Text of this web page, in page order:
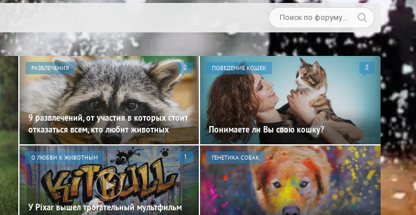
РАЗВЛЕЧЕНИЯ 2
9 развлечений, от участия в которых стоит
отказаться всем, кто любит животных
ПОВЕДЕНИЕ КОШЕК 2
Понимаете ли Вы свою кошку?
О ЛЮБВИ К ЖИВОТНЫМ 1
У Pixar вышел трогательный мультфильм
ГЕНЕТИКА СОБАК